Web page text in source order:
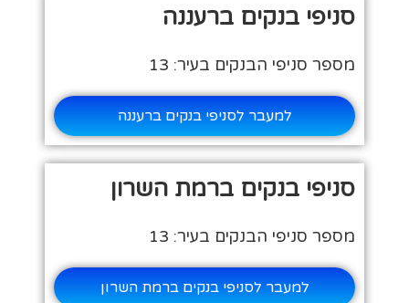
סניפי בנקים ברעננה
מספר סניפי הבנקים בעיר: 13
למעבר לסניפי בנקים ברעננה
סניפי בנקים ברמת השרון
מספר סניפי הבנקים בעיר: 13
למעבר לסניפי בנקים ברמת השרון